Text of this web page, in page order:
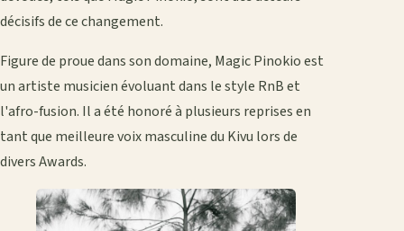
décisifs de ce changement.
Figure de proue dans son domaine, Magic Pinokio est
un artiste musicien évoluant dans le style RnB et
l'afro-fusion. Il a été honoré à plusieurs reprises en
tant que meilleure voix masculine du Kivu lors de
divers Awards.